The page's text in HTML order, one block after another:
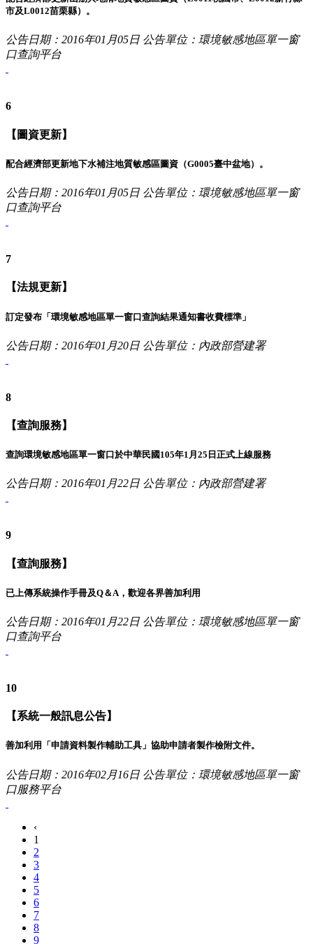
市及L0012苗栗縣）。
公告日期：2016年01月05日 公告單位：環境敏感地區單一窗
口查詢平台
6
【圖資更新】
配合經濟部更新地下水補注地質敏感區圖資（G0005臺中盆地）。
公告日期：2016年01月05日 公告單位：環境敏感地區單一窗
口查詢平台
7
【法規更新】
訂定發布「環境敏感地區單一窗口查詢結果通知書收費標準」
公告日期：2016年01月20日 公告單位：內政部營建署
8
【查詢服務】
查詢環境敏感地區單一窗口於中華民國105年1月25日正式上線服務
公告日期：2016年01月22日 公告單位：內政部營建署
9
【查詢服務】
已上傳系統操作手冊及Q＆A，歡迎各界善加利用
公告日期：2016年01月22日 公告單位：環境敏感地區單一窗
口查詢平台
10
【系統一般訊息公告】
善加利用「申請資料製作輔助工具」協助申請者製作檢附文件。
公告日期：2016年02月16日 公告單位：環境敏感地區單一窗
口服務平台
‹
1
2
3
4
5
6
7
8
9